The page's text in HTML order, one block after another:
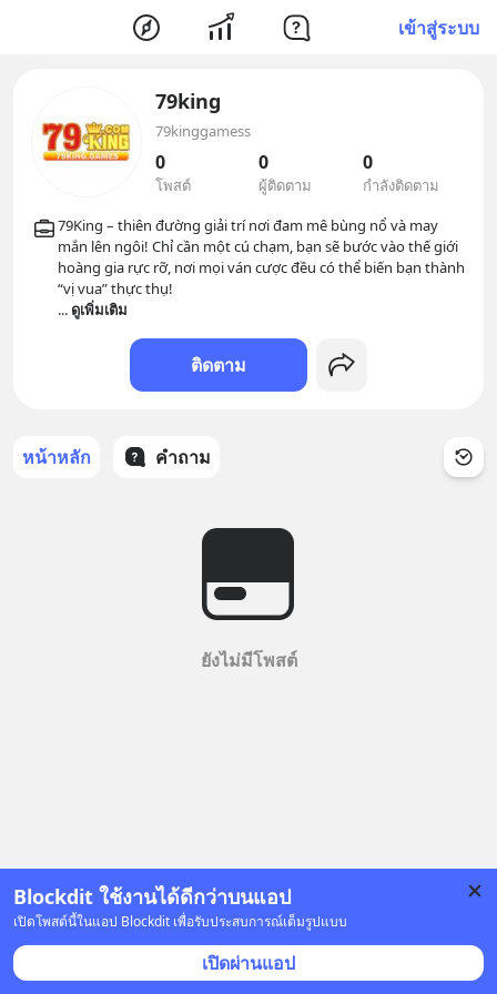
เข้าสู่ระบบ
Blockdit ใช้งานได้ดีกว่าบนแอป
เปิดโพสต์นี้ในแอป Blockdit เพื่อรับประสบการณ์เต็มรูปแบบ
เปิดผ่านแอป
79king
79kinggamess
0
โพสต์
0
ผู้ติดตาม
0
กำลังติดตาม
79King – thiên đường giải trí nơi đam mê bùng nổ và may
mắn lên ngôi! Chỉ cần một cú chạm, bạn sẽ bước vào thế giới
hoàng gia rực rỡ, nơi mọi ván cược đều có thể biến bạn thành
... ดูเพิ่มเติม
ติดตาม
หน้าหลัก คำถาม
ยังไม่มีโพสต์